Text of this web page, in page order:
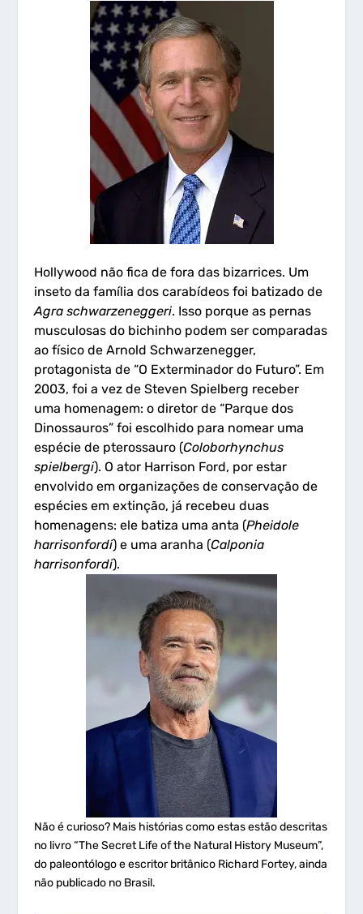
Hollywood não fica de fora das bizarrices. Um
inseto da família dos carabídeos foi batizado de
Agra schwarzeneggeri. Isso porque as pernas
musculosas do bichinho podem ser comparadas
ao físico de Arnold Schwarzenegger,
protagonista de “O Exterminador do Futuro”. Em
2003, foi a vez de Steven Spielberg receber
uma homenagem: o diretor de “Parque dos
Dinossauros” foi escolhido para nomear uma
espécie de pterossauro (Coloborhynchus
spielbergi). O ator Harrison Ford, por estar
envolvido em organizações de conservação de
espécies em extinção, já recebeu duas
homenagens: ele batiza uma anta (Pheidole
harrisonfordi) e uma aranha (Calponia
harrisonfordi).
Não é curioso? Mais histórias como estas estão descritas
no livro “The Secret Life of the Natural History Museum”,
do paleontólogo e escritor britânico Richard Fortey, ainda
não publicado no Brasil.